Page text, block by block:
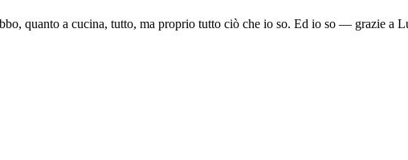
quanto a cucina, tutto, ma proprio tutto ciò che io so. Ed io so — grazie